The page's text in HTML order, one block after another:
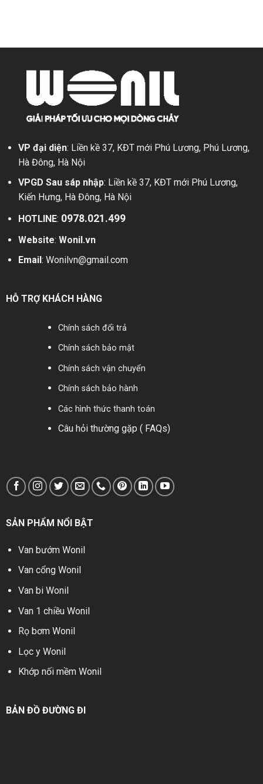
Ưu
loại,
VP đại diện: Liền kề 37, KĐT mới Phú Lương, Phú Lương,
Hà Đông, Hà Nội
VPGD Sau sáp nhập: Liền kề 37, KĐT mới Phú Lương,
Kiến Hưng, Hà Đông, Hà Nội
HOTLINE: 0978.021.499
Website: Wonil.vn
Email: Wonilvn@gmail.com
HỖ TRỢ KHÁCH HÀNG
Chính sách đổi trả
Chính sách bảo mật
Chính sách vận chuyển
Chính sách bảo hành
Các hình thức thanh toán
Câu hỏi thường gặp ( FAQs)
SẢN PHẨM NỔI BẬT
Van bướm Wonil
Van cổng Wonil
Van bi Wonil
Van 1 chiều Wonil
Rọ bơm Wonil
Lọc y Wonil
Khớp nối mềm Wonil
BẢN ĐỒ ĐƯỜNG ĐI